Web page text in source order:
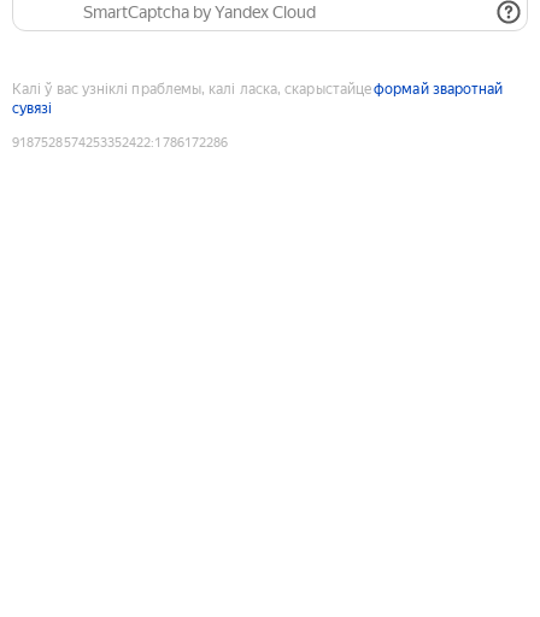
SmartCaptcha by Yandex Cloud
Калі ў вас узніклі праблемы, калі ласка, скарыстайцеформай зваротнай
сувязі
9187528574253352422:1786172286